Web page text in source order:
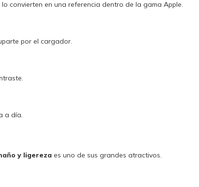
lo convierten en una referencia dentro de la gama Apple.
por el cargador.
a día.
y ligereza es uno de sus grandes atractivos.